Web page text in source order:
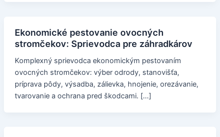
Ekonomické pestovanie ovocných
stromčekov: Sprievodca pre záhradkárov
Komplexný sprievodca ekonomickým pestovaním
ovocných stromčekov: výber odrody, stanovišťa,
príprava pôdy, výsadba, zálievka, hnojenie, orezávanie,
tvarovanie a ochrana pred škodcami. […]